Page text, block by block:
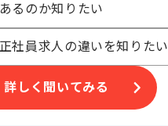
るのか知りたい
社員求人の違いを知りたい
詳しく聞いてみる